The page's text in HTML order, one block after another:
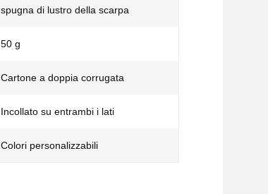
spugna di lustro della scarpa
50 g
Cartone a doppia corrugata
Incollato su entrambi i lati
Colori personalizzabili